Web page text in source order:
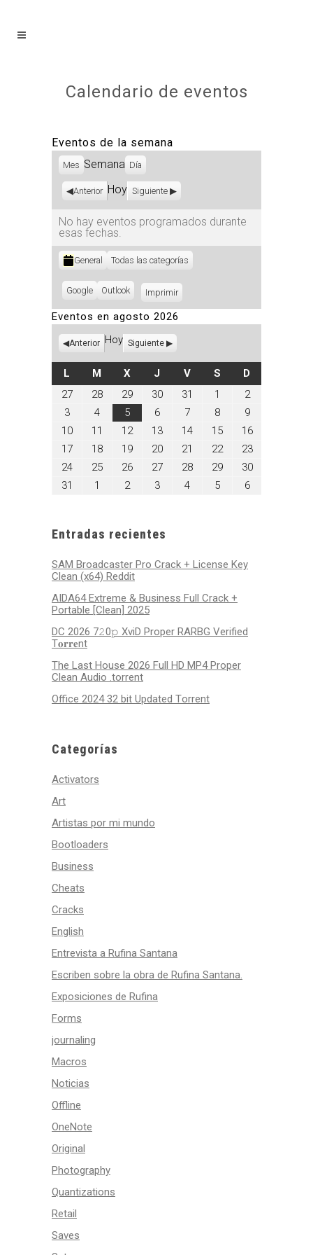
Calendario de eventos
Eventos de la semana
Mes Semana Día
Anterior Hoy Siguiente
No hay eventos programados durante
esas fechas.
Categorías
General Todas las categorías
Subscribe
Google
Subscribe
Outlook ImprimirVistas
Eventos en agosto 2026
Anterior Hoy Siguiente
L LUNES
M MARTES
XMIÉRCOLES
J JUEVES
VVIERNES
SSÁBADO
D
27julio
28julio
28,
29julio
29,
30julio
31 1
agosto
2026
2agosto
2,
2026
3agosto
3,
2026
4agosto
4,
2026
5agosto
5,
2026
6agosto
6,
2026
7agosto
7,
2026
8agosto
8,
2026
9agosto
9,
2026
10agosto
10,
11
agosto
2026
12agosto
2026
13agosto
2026
14agosto
2026
15agosto
2026
16agosto
2026
17agosto
2026
18agosto
18,
2026
19agosto
2026
20agosto
20,
2026
21
agosto
2026
22agosto
2026
23agosto
23,
2026
24agosto
25agosto
26agosto
27agosto
28agosto
29agosto
30agosto
31
agosto
1
septiembre
2septiembre
3septiembre
4septiembre
5septiembre
6septiembre
Entradas recientes
SAM Broadcaster Pro Crack + License Key
Clean (x64) Reddit
AIDA64 Extreme & Business Full Crack +
Portable [Clean] 2025
DC 2026 7𝟸0𝚙 XviD Proper RARBG Verified
T𝐨𝐫𝐫𝐞nt
The Last House 2026 Full HD MP4 Proper
Clean Audio .torrent
Office 2024 32 bit Updated Tоrrеnt
Categorías
Activators
Art
Artistas por mi mundo
Bootloaders
Business
Cheats
Cracks
English
Entrevista a Rufina Santana
Escriben sobre la obra de Rufina Santana.
Exposiciones de Rufina
Forms
journaling
Macros
Noticias
Offline
OneNote
Original
Photography
Quantizations
Retail
Saves